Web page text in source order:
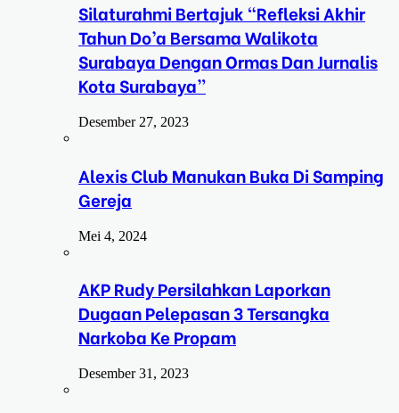
Silaturahmi Bertajuk “Refleksi Akhir
Tahun Do’a Bersama Walikota
Surabaya Dengan Ormas Dan Jurnalis
Kota Surabaya”
Desember 27, 2023
Alexis Club Manukan Buka Di Samping
Gereja
Mei 4, 2024
AKP Rudy Persilahkan Laporkan
Dugaan Pelepasan 3 Tersangka
Narkoba Ke Propam
Desember 31, 2023